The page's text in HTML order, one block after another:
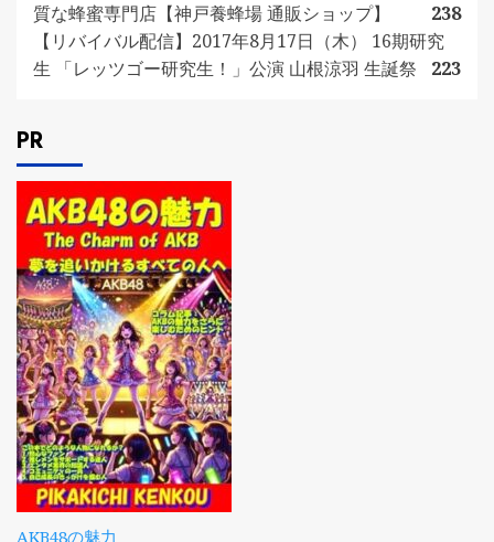
質な蜂蜜専門店【神戸養蜂場 通販ショップ】
238
【リバイバル配信】2017年8月17日（木） 16期研究
生 「レッツゴー研究生！」公演 山根涼羽 生誕祭
223
PR
AKB48の魅力